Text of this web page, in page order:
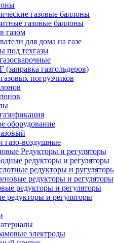
газовые баллоны
газовые баллоны
газом
для дома на газе
под техгазы
(заправка газгольдеров)
погрузчиков
оборудование
газо-воздушные
Редукторы и регуляторы
редукторы и регуляторы
редукторы и
редукторы и регуляторы
редукторы и регуляторы
редукторы и регуляторы
электроды